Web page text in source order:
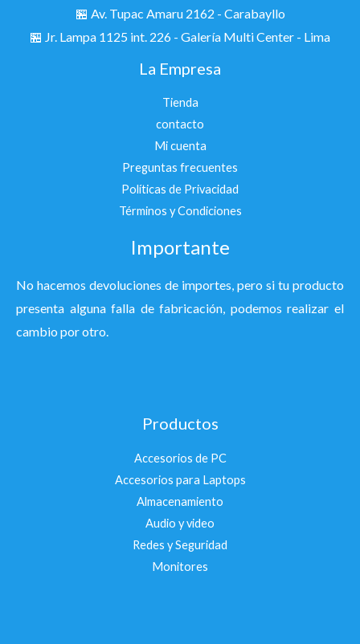
🏪 Av. Tupac Amaru 2162 - Carabayllo
🏪 Jr. Lampa 1125 int. 226 - Galería Multi Center - Lima
La Empresa
Tienda
contacto
Mi cuenta
Preguntas frecuentes
Políticas de Privacidad
Términos y Condiciones
Importante
No hacemos devoluciones de importes, pero si tu producto
presenta alguna falla de fabricación, podemos realizar el
cambio por otro.
Productos
Accesorios de PC
Accesorios para Laptops
Almacenamiento
Audio y video
Redes y Seguridad
Monitores